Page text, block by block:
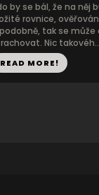
by se bál, že na něj
rovnice,
tak se
Nic
READ MORE!